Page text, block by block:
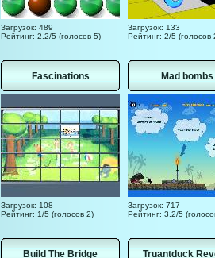
Загрузок: 489
Рейтинг: 2.2/5 (голосов 5)
Загрузок: 133
Рейтинг: 2/5 (голосов
Fascinations
Загрузок: 108
Рейтинг: 1/5 (голосов 2)
Mad bombs
Загрузок: 717
Рейтинг: 3.2/5
Build The Bridge Truantduck